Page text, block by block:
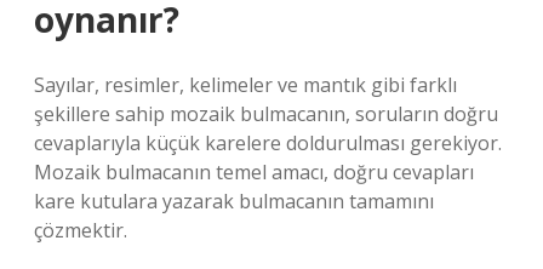
oynanır?
Sayılar, resimler, kelimeler ve mantık gibi farklı
şekillere sahip mozaik bulmacanın, soruların doğru
cevaplarıyla küçük karelere doldurulması gerekiyor.
Mozaik bulmacanın temel amacı, doğru cevapları
kare kutulara yazarak bulmacanın tamamını
çözmektir.